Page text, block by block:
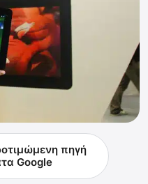
πηγή
Google